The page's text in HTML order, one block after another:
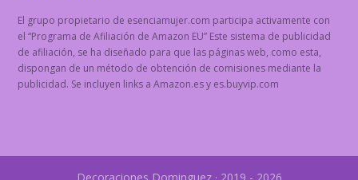
El grupo propietario de esenciamujer.com participa activamente con
el “Programa de Afiliación de Amazon EU” Este sistema de publicidad
de afiliación, se ha diseñado para que las páginas web, como esta,
dispongan de un método de obtención de comisiones mediante la
publicidad. Se incluyen links a Amazon.es y es.buyvip.com